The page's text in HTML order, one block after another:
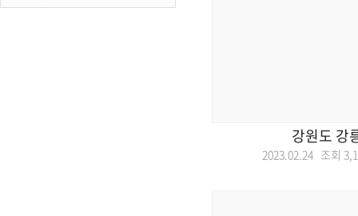
강원도 강
2023.02.24 조회